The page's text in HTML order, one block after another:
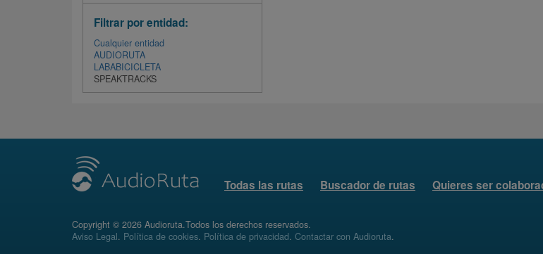
Filtrar por entidad:
Cualquier entidad
AUDIORUTA
LABABICICLETA
SPEAKTRACKS
Todas las rutas Buscador de rutas Quieres ser
Copyright © 2026 Audioruta.Todos los derechos reservados.
Aviso Legal. Política de cookies. Política de privacidad. Contactar con Audioruta.